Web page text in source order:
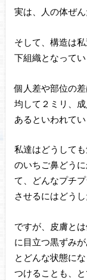
実は、人の体ぜ
そして、構造は
下組織となってい
個人差や部位の
均して２ミリ、
あるといわれてい
私達はどうして
のいちご鼻どう
て、どんなプチ
させるにはどう
ですが、皮膚と
に目立つ黒ずみ
とどんな状態に
つけることも、